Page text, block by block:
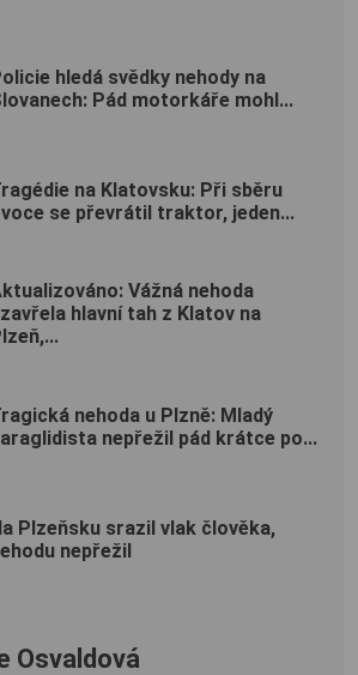
hledá svědky nehody na
Pád motorkáře mohl...
na Klatovsku: Při sběru
se převrátil traktor, jeden...
Vážná nehoda
hlavní tah z Klatov na
nehoda u Plzně: Mladý
nepřežil pád krátce po...
Plzeňsku srazil vlak člověka,
nepřežil
Osvaldová